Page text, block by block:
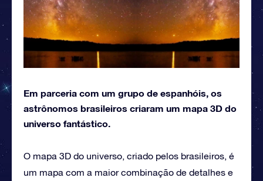
Em parceria com um grupo de espanhóis, os
astrônomos brasileiros criaram um mapa 3D do
universo fantástico.
O mapa 3D do universo, criado pelos brasileiros, é
um mapa com a maior combinação de detalhes e